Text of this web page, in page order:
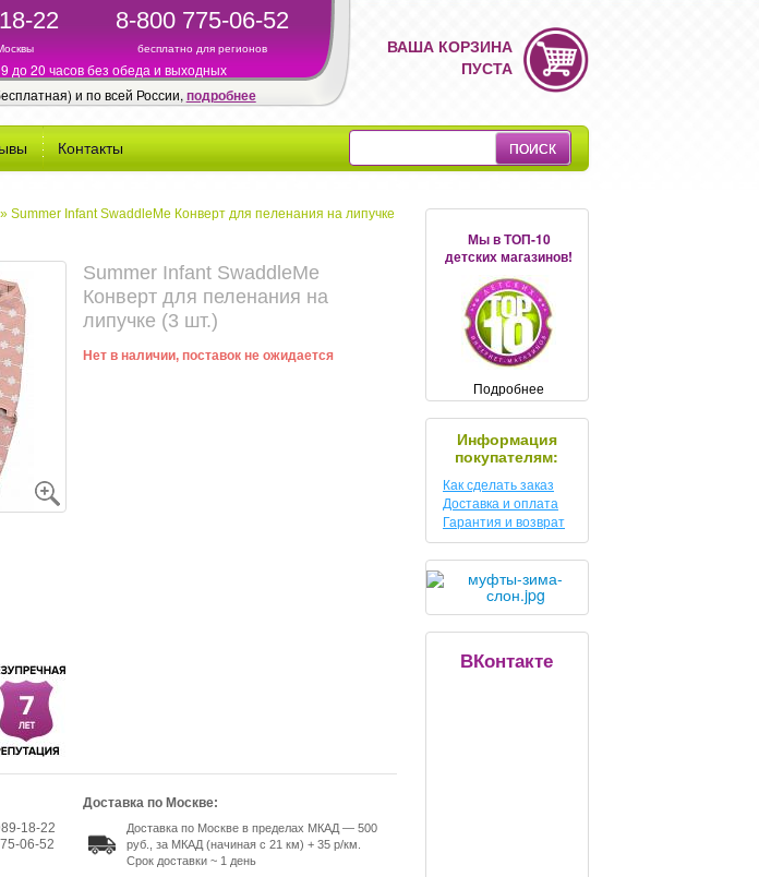
22 8-800 775-06-52
бесплатно для регионов
до 20 часов без обеда и выходных
и по всей России, подробнее
ВАША КОРЗИНА
ПУСТА
Контакты
» Summer Infant SwaddleMe Конверт для пеленания на липучке
Summer Infant SwaddleMe
Конверт для пеленания на
липучке (3 шт.)
Нет в наличии, поставок не ожидается
18-22
06-52
Доставка по Москве:
Доставка по Москве в пределах МКАД — 500
руб., за МКАД (начиная с 21 км) + 35 р/км.
Срок доставки ~ 1 день
Мы в ТОП-10
детских магазинов!
Подробнее
Информация
покупателям:
Как сделать заказ
Доставка и оплата
Гарантия и возврат
ВКонтакте